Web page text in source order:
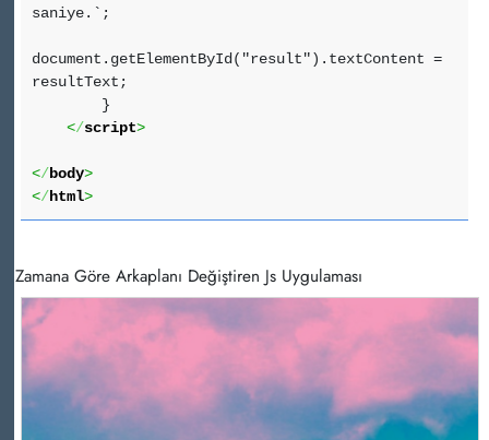
saniye.`;
document.getElementById("result").textContent =
resultText;
}
</script>
</body>
</html>
Zamana Göre Arkaplanı Değiştiren Js Uygulaması